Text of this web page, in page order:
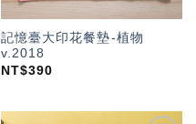
記憶臺大印花餐墊-植物
v.2018
NT$390